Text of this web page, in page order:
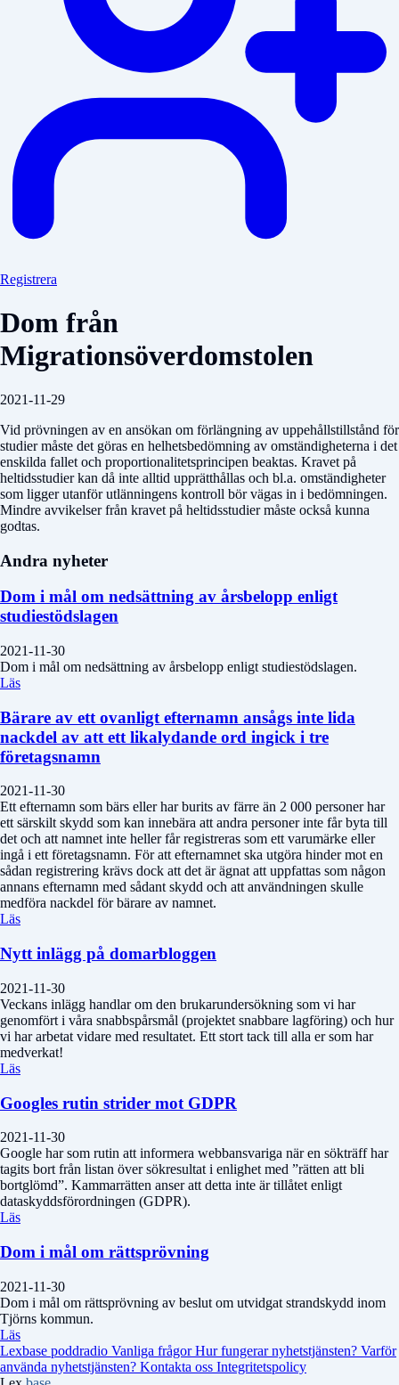
Registrera
Dom från
Migrationsöverdomstolen
2021-11-29
Vid prövningen av en ansökan om förlängning av uppehållstillstånd för
studier måste det göras en helhetsbedömning av omständigheterna i det
enskilda fallet och proportionalitetsprincipen beaktas. Kravet på
heltidsstudier kan då inte alltid upprätthållas och bl.a. omständigheter
som ligger utanför utlänningens kontroll bör vägas in i bedömningen.
Mindre avvikelser från kravet på heltidsstudier måste också kunna
godtas.
Andra nyheter
Dom i mål om nedsättning av årsbelopp enligt
studiestödslagen
2021-11-30
Dom i mål om nedsättning av årsbelopp enligt studiestödslagen.
Läs
Bärare av ett ovanligt efternamn ansågs inte lida
nackdel av att ett likalydande ord ingick i tre
företagsnamn
2021-11-30
Ett efternamn som bärs eller har burits av färre än 2 000 personer har
ett särskilt skydd som kan innebära att andra personer inte får byta till
det och att namnet inte heller får registreras som ett varumärke eller
ingå i ett företagsnamn. För att efternamnet ska utgöra hinder mot en
sådan registrering krävs dock att det är ägnat att uppfattas som någon
annans efternamn med sådant skydd och att användningen skulle
medföra nackdel för bärare av namnet.
Läs
Nytt inlägg på domarbloggen
2021-11-30
Veckans inlägg handlar om den brukarundersökning som vi har
genomfört i våra snabbspårsmål (projektet snabbare lagföring) och hur
vi har arbetat vidare med resultatet. Ett stort tack till alla er som har
medverkat!
Läs
Googles rutin strider mot GDPR
2021-11-30
Google har som rutin att informera webbansvariga när en sökträff har
tagits bort från listan över sökresultat i enlighet med ”rätten att bli
bortglömd”. Kammarrätten anser att detta inte är tillåtet enligt
dataskyddsförordningen (GDPR).
Läs
Dom i mål om rättsprövning
2021-11-30
Dom i mål om rättsprövning av beslut om utvidgat strandskydd inom
Tjörns kommun.
Läs
Lexbase poddradio Vanliga frågorHur fungerar nyhetstjänsten? Varför
använda nyhetstjänsten? Kontakta oss Integritetspolicy